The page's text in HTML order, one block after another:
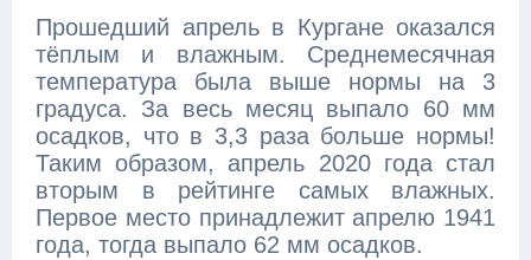
Прошедший апрель в Кургане оказался
тёплым и влажным. Среднемесячная
температура была выше нормы на 3
градуса. За весь месяц выпало 60 мм
осадков, что в 3,3 раза больше нормы!
Таким образом, апрель 2020 года стал
вторым в рейтинге самых влажных.
Первое место принадлежит апрелю 1941
года, тогда выпало 62 мм осадков.